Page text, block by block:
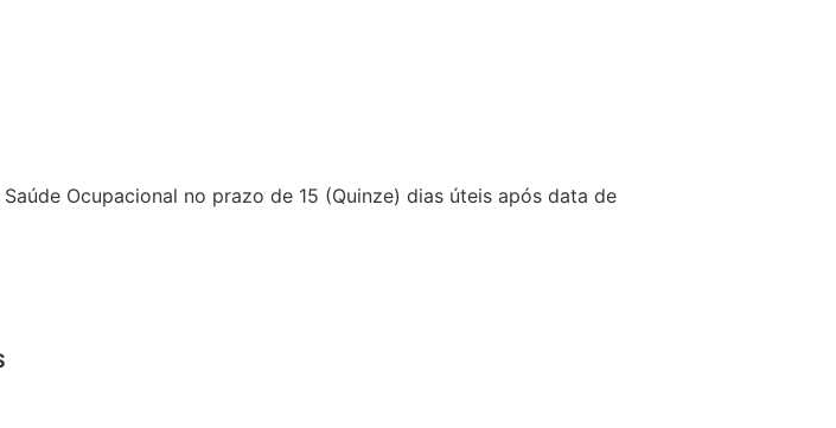
Ocupacional no prazo de 15 (Quinze) dias úteis após data de